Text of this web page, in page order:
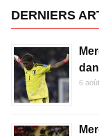
DERNIERS
6